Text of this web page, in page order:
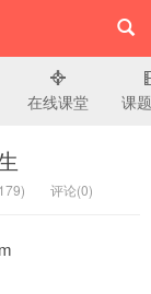
在线课堂 课
179) 评论(0)